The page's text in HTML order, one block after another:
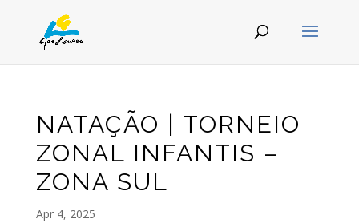
NATAÇÃO | TORNEIO
ZONAL INFANTIS –
ZONA SUL
Apr 4, 2025